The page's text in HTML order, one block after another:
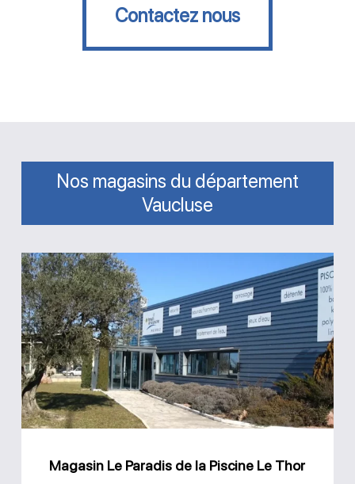
Contactez nous
Nos magasins du département
Vaucluse
Le
Paradis
de
la
Piscine
Le
Magasin Le Paradis de la Piscine Le Thor